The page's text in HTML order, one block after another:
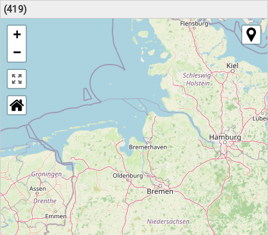
(419)
+
−